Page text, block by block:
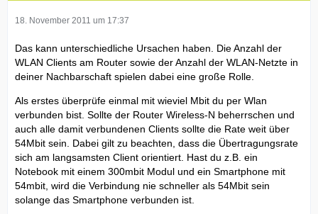
18. November 2011 um 17:37
Das kann unterschiedliche Ursachen haben. Die Anzahl der
WLAN Clients am Router sowie der Anzahl der WLAN-Netzte in
deiner Nachbarschaft spielen dabei eine große Rolle.
Als erstes überprüfe einmal mit wieviel Mbit du per Wlan
verbunden bist. Sollte der Router Wireless-N beherrschen und
auch alle damit verbundenen Clients sollte die Rate weit über
54Mbit sein. Dabei gilt zu beachten, dass die Übertragungsrate
sich am langsamsten Client orientiert. Hast du z.B. ein
Notebook mit einem 300mbit Modul und ein Smartphone mit
54mbit, wird die Verbindung nie schneller als 54Mbit sein
solange das Smartphone verbunden ist.